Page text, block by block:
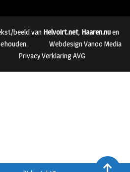
beeld van Helvoirt.net, Haaren.nuen
Webdesign Vanoo Media
Privacy Verklaring AVG